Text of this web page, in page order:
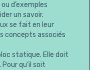
d’exemples
un savoir.
se fait en leur
concepts associés
statique. Elle doit
qu’il soit